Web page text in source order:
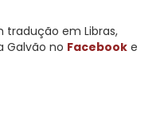
tradução em Libras,
Galvão no Facebook e